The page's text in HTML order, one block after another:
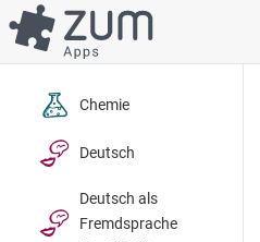
Direkt
zum
Inhalt
Chemie
Deutsch
Deutsch als
Fremdsprache